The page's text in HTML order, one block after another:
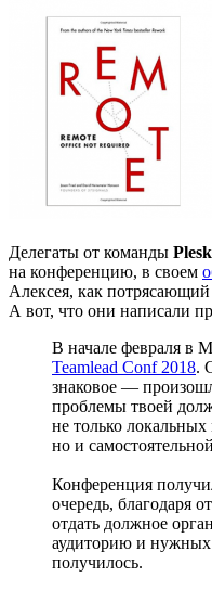
Делегаты от команды Plesk
на конференцию, в своем
Алексея, как
А вот, что они написали
В начале февраля в
Teamlead Conf 2018.
знаковое —
проблемы твоей
не только
но и
Конференция
очередь, благодаря
отдать должное
аудиторию и нужных
получилось.